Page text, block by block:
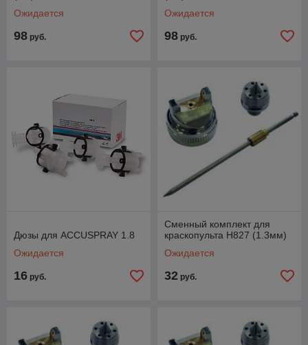
Ожидается
98 руб.
Ожидается
98 руб.
Дюзы для ACCUSPRAY 1.8
Ожидается
16 руб.
Сменный комплект для
краскопульта H827 (1.3мм)
Ожидается
32 руб.